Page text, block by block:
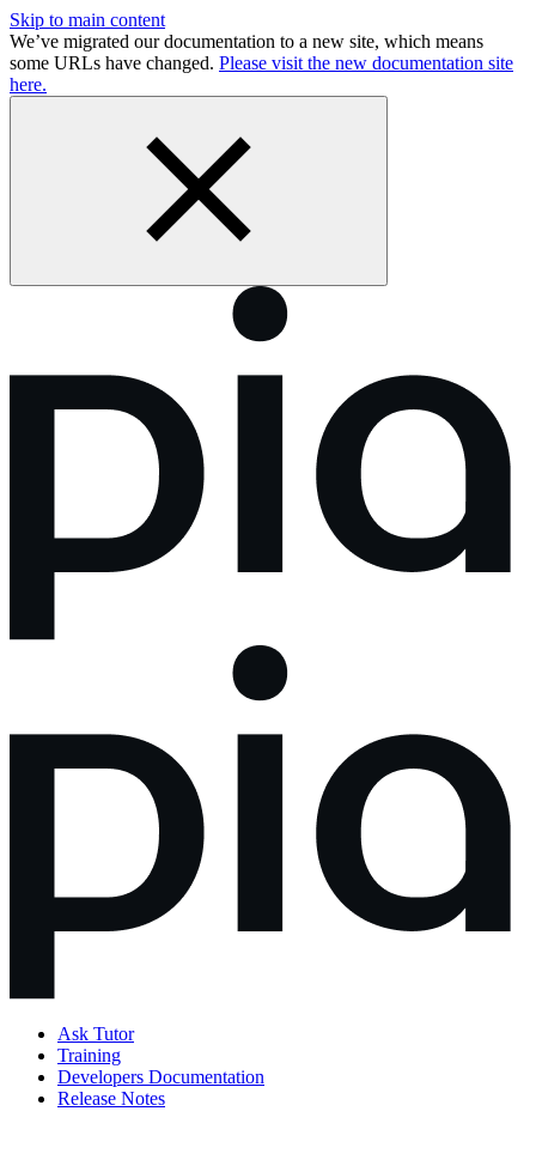
Skip to main content
We’ve migrated our documentation to a new site, which means
some URLs have changed. Please visit the new documentation site
here.
Ask Tutor
Training
Developers Documentation
Release Notes